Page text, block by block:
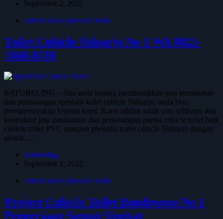
September 2, 2022
cubicle toilet phenolic resin
Toilet Cubicle Sidoarjo No 1 WA 0821-
1668-8110
BATUBELING – Jika anda sedang membutuhkan jasa pembuatan
dan pemasangan spesialis toilet cubicle Sidoarjo, anda bisa
mempercayakan kepada kami. Kami adalah salah satu aplikator dan
kontraktor jasa pembuatan dan pemasangan partisi cubicle toilet baik
cubicle toilet PVC maupun phenolic toilet cubicle Sidoarjo dengan
akurat,…
batubeling
September 1, 2022
cubicle toilet phenolic resin
Project Cubicle Toilet Bondowoso No 1
Pengerjaan Sangat Singkat